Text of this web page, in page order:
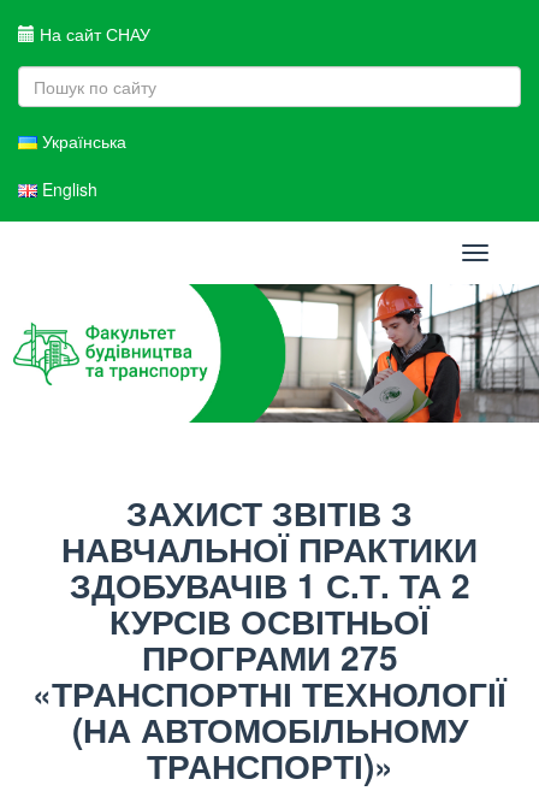
На сайт СНАУ
Українська
English
Toggle
ЗАХИСТ ЗВІТІВ З
НАВЧАЛЬНОЇ ПРАКТИКИ
ЗДОБУВАЧІВ 1 С.Т. ТА 2
КУРСІВ ОСВІТНЬОЇ
ПРОГРАМИ 275
«ТРАНСПОРТНІ ТЕХНОЛОГІЇ
(НА АВТОМОБІЛЬНОМУ
ТРАНСПОРТІ)»